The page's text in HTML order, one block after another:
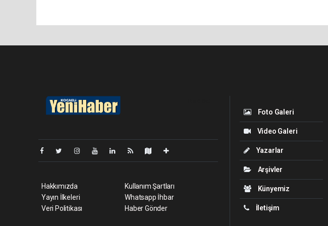
Hakkımızda
Yayın İlkeleri
Veri Politikası
Kullanım Şartları
Whatsapp İhbar
Haber Gönder
Foto Galeri
Video Galeri
Yazarlar
Arşivler
Künyemiz
İletişim